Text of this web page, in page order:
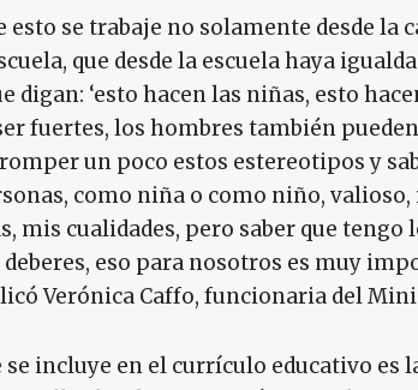
se trabaje no solamente desde la
que desde la escuela haya
digan: ‘esto hacen las niñas, esto
fuertes, los hombres también
un poco estos estereotipos y
como niña o como niño,
mis cualidades, pero saber que tengo
eso para nosotros es muy
Verónica Caffo, funcionaria del
se incluye en el currículo educativo es